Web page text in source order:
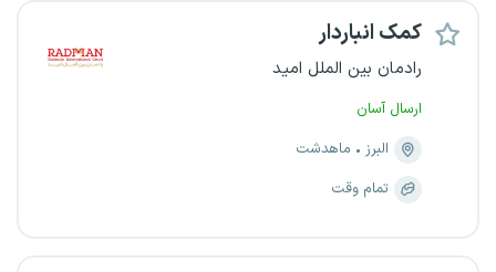
کمک انباردار
رادمان بین الملل امید
ارسال آسان
البرز
ماهدشت
تمام وقت